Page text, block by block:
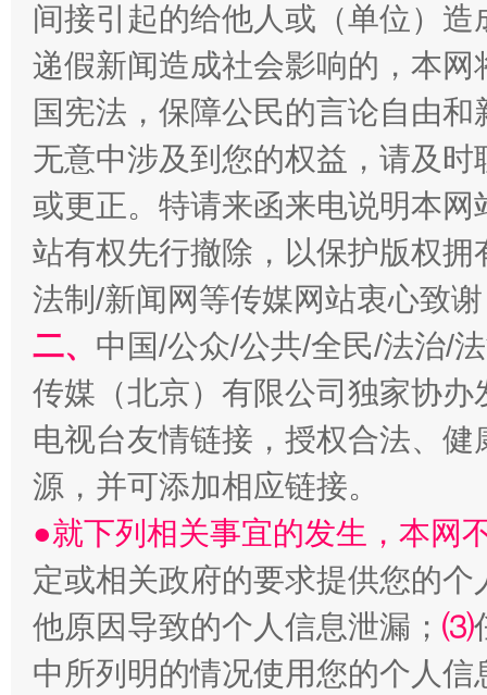
东山县通报“牛蛙产品抗生素超标问题”
千年窑火 生生不息 一
揭开“小金库”的免责幌子
间接引起的给他人或（单位）
递假新闻造成社会影响的，本
国宪法，保障公民的言论自由
无意中涉及到您的权益，请及
或更正。特请来函来电说明本
站有权先行撤除，以保护版权
法制/新闻网等传媒网站衷心致
二、 中国/公众/公共/全民/法治/
传媒（北京）有限公司独家协
电视台友情链接，授权合法、
源，并可添加相应链接。
●就下列相关事宜的发生，本网
定或相关政府的要求提供您的个
他原因导致的个人信息泄漏； ⑶
中所列明的情况使用您的个人